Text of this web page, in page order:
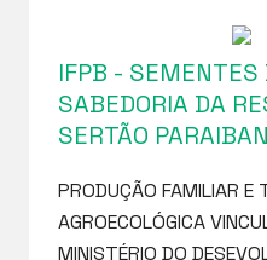
IFPB - SEMENTES
SABEDORIA DA
SERTÃO
PRODUÇÃO FAMILIAR E
AGROECOLÓGICA
MINISTÉRIO DO